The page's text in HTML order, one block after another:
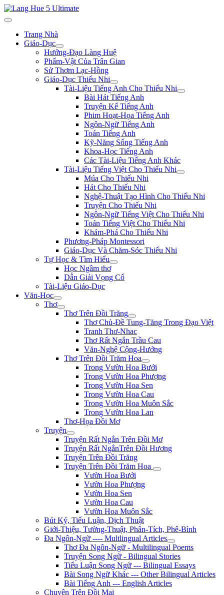
Trang Nhà
Giáo-Dục
Hướng-Đạo Làng Huệ
Phẩm-Vật Của Trân Gian
Sử Thơm Lạc-Hồng
Giáo-Dục Thiếu Nhi
Tài-Liệu Tiếng Anh Cho Thiếu Nhi
Bài Hát Tiếng Anh
Truyện Kể Tiếng Anh
Phim Hoạt-Họa Tiếng Anh
Ngôn-Ngữ Tiếng Anh
Toán Tiếng Anh
Kỹ-Năng Sống Tiếng Anh
Khoa-Học Tiếng Anh
Các Tài-Liệu Tiếng Anh Khác
Tài-Liệu Tiếng Việt Cho Thiếu Nhi
Múa Cho Thiếu Nhi
Hát Cho Thiếu Nhi
Nghệ-Thuật Tạo Hình Cho Thiếu Nhi
Truyện Cho Thiếu Nhi
Ngôn-Ngữ Tiếng Việt Cho Thiếu Nhi
Toán Tiếng Việt Cho Thiếu Nhi
Khám-Phá Cho Thiếu Nhi
Phương-Pháp Montessori
Giáo-Dục Và Chăm-Sóc Thiếu Nhi
Tự Học & Tìm Hiểu
Học Ngâm thơ
Dẫn Giải Vọng Cổ
Tài-Liệu Giáo-Dục
Văn-Học
Thơ
Thơ Trên Đồi Trăng
Thơ Chủ-Đề Tung-Tăng Trong Đạo Việt
Tranh Thơ-Nhac
Thơ Rất Ngắn Trầu Cau
Văn-Nghệ Cộng-Hưởng
Thơ Trên Đồi Trăm Hoa
Trong Vườn Hoa Bưởi
Trong Vườn Hoa Phượng
Trong Vườn Hoa Sen
Trong Vườn Hoa Cau
Trong Vườn Hoa Muôn Sắc
Trong Vườn Hoa Lan
Thơ-Họa Đồi Mơ
Truyện
Truyện Rất Ngắn Trên Đồi Mơ
Truyện Rất NgắnTrên Đồi Hương
Truyện Trên Đồi Trăng
Truyện Trên Đồi Trăm Hoa
Vườn Hoa Bưởi
Vườn Hoa Phượng
Vườn Hoa Sen
Vườn Hoa Cau
Vườn Hoa Muôn Sắc
Bút Ký, Tiểu Luận, Dịch Thuật
Giới-Thiệu, Tường-Thuật, Phân-Tích, Phê-Bình
Đa Ngôn-Ngữ ---- Multlingual Articles
Thơ Đa Ngôn-Ngữ - Multilingual Poems
Truyện Song Ngữ - Bilingual Stories
Tiểu Luận Song Ngữ --- Bilingual Essays
Bài Song Ngữ Khác --- Other Bilingual Articles
Bài Tiếng Anh --- English Articles
Chuyện Trên Đồi Mai